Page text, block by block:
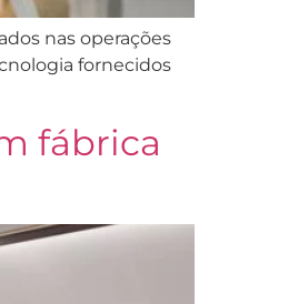
nas operações
fornecidos
fábrica